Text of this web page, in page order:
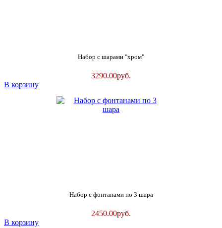
Набор с шарами "хром"
3290.00руб.
В корзину
Набор с фонтанами по 3 шара
2450.00руб.
В корзину